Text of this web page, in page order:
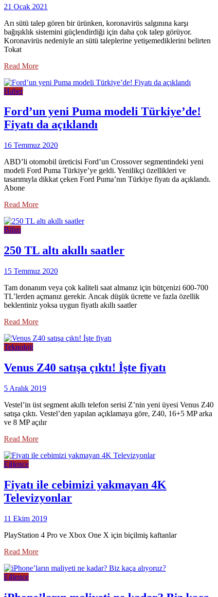
21 Ocak 2021
Arı sütü talep gören bir ürünken, koronavirüs salgınına karşı
bağışıklık sistemini güçlendirdiği için daha çok talep görüyor.
Koronavirüs nedeniyle arı sütü taleplerine yetişemediklerini belirten
Tokat
Read More
Haber
Ford’un yeni Puma modeli Türkiye’de!
Fiyatı da açıklandı
16 Temmuz 2020
ABD’li otomobil üreticisi Ford’un Crossover segmentindeki yeni
modeli Ford Puma Türkiye’ye geldi. Yenilikçi özellikleri ve
tasarımıyla dikkat çeken Ford Puma’nın Türkiye fiyatı da açıklandı.
Abone
Read More
Bilim
250 TL altı akıllı saatler
15 Temmuz 2020
Tam donanım veya çok kaliteli saat almanız için bütçenizi 600-700
TL’lerden açmanız gerekir. Ancak düşük ücrette ve fazla özellik
beklentiniz yoksa uygun fiyatlı akıllı saatler
Read More
Teknoloji
Venus Z40 satışa çıktı! İşte fiyatı
5 Aralık 2019
Vestel’in üst segment akıllı telefon serisi Z’nin yeni üyesi Venus Z40
satışa çıktı. Vestel’den yapılan açıklamaya göre, Z40, 16+5 MP arka
ve 8 MP açılır
Read More
Eğlence
Fiyatı ile cebimizi yakmayan 4K
Televizyonlar
11 Ekim 2019
PlayStation 4 Pro ve Xbox One X için biçilmiş kaftanlar
Read More
Eğlence